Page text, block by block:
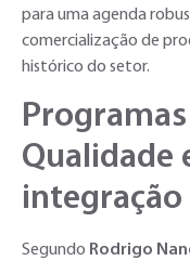
para uma agenda
comercialização de
histórico do setor.
Qualidade
Segundo Rodrigo